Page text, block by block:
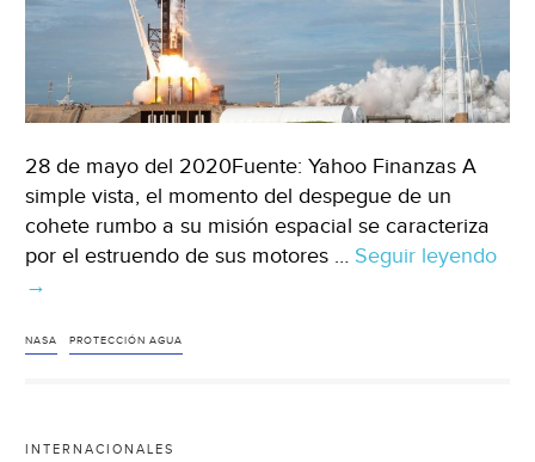
28 de mayo del 2020Fuente: Yahoo Finanzas A
simple vista, el momento del despegue de un
cohete rumbo a su misión espacial se caracteriza
por el estruendo de sus motores … Seguir leyendo
→
NASA PROTECCIÓN AGUA
INTERNACIONALES